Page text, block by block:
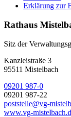
Erklärung zur
Rathaus
Sitz der
Kanzleistraße 3
95511 Mistelbach
09201 987-0
09201 987-22
poststelle@vg-
www.vg-